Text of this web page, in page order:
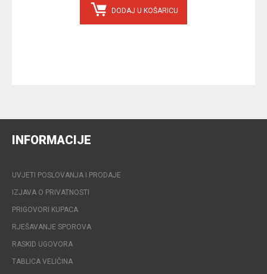
DODAJ U KOŠARICU
INFORMACIJE
UVJETI POSLOVANJA I PRODAJE
IZJAVA O PRIVATNOSTI
PRIGOVORI KUPACA
RJEŠAVANJE SPOROVA
RASKID UGOVORA
TABLICA VELIČINA